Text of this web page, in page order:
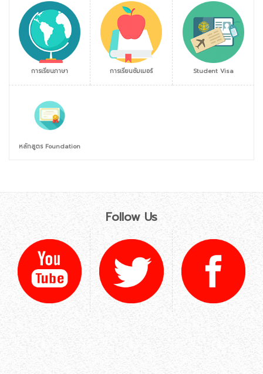
การเรียนภาษา การเรียนซัมเมอร์ Student Visa
หลักสูตร Foundation
Follow Us